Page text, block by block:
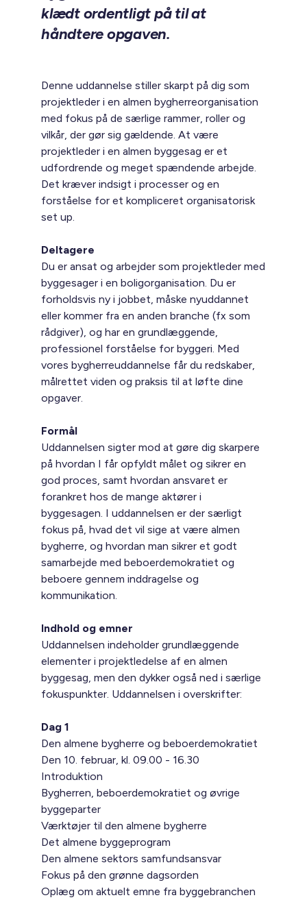
klædt ordentligt på til at
håndtere opgaven.
Denne uddannelse stiller skarpt på dig som
projektleder i en almen bygherreorganisation
med fokus på de særlige rammer, roller og
vilkår, der gør sig gældende. At være
projektleder i en almen byggesag er et
udfordrende og meget spændende arbejde.
Det kræver indsigt i processer og en
forståelse for et kompliceret organisatorisk
set up.
Deltagere
Du er ansat og arbejder som projektleder med
byggesager i en boligorganisation. Du er
forholdsvis ny i jobbet, måske nyuddannet
eller kommer fra en anden branche (fx som
rådgiver), og har en grundlæggende,
professionel forståelse for byggeri. Med
vores bygherreuddannelse får du redskaber,
målrettet viden og praksis til at løfte dine
opgaver.
Formål
Uddannelsen sigter mod at gøre dig skarpere
på hvordan I får opfyldt målet og sikrer en
god proces, samt hvordan ansvaret er
forankret hos de mange aktører i
byggesagen. I uddannelsen er der særligt
fokus på, hvad det vil sige at være almen
bygherre, og hvordan man sikrer et godt
samarbejde med beboerdemokratiet og
beboere gennem inddragelse og
kommunikation.
Indhold og emner
Uddannelsen indeholder grundlæggende
elementer i projektledelse af en almen
byggesag, men den dykker også ned i særlige
fokuspunkter. Uddannelsen i overskrifter:
Dag 1
Den almene bygherre og beboerdemokratiet
Den 10. februar, kl. 09.00 - 16.30
Introduktion
Bygherren, beboerdemokratiet og øvrige
byggeparter
Værktøjer til den almene bygherre
Det almene byggeprogram
Den almene sektors samfundsansvar
Fokus på den grønne dagsorden
Oplæg om aktuelt emne fra byggebranchen